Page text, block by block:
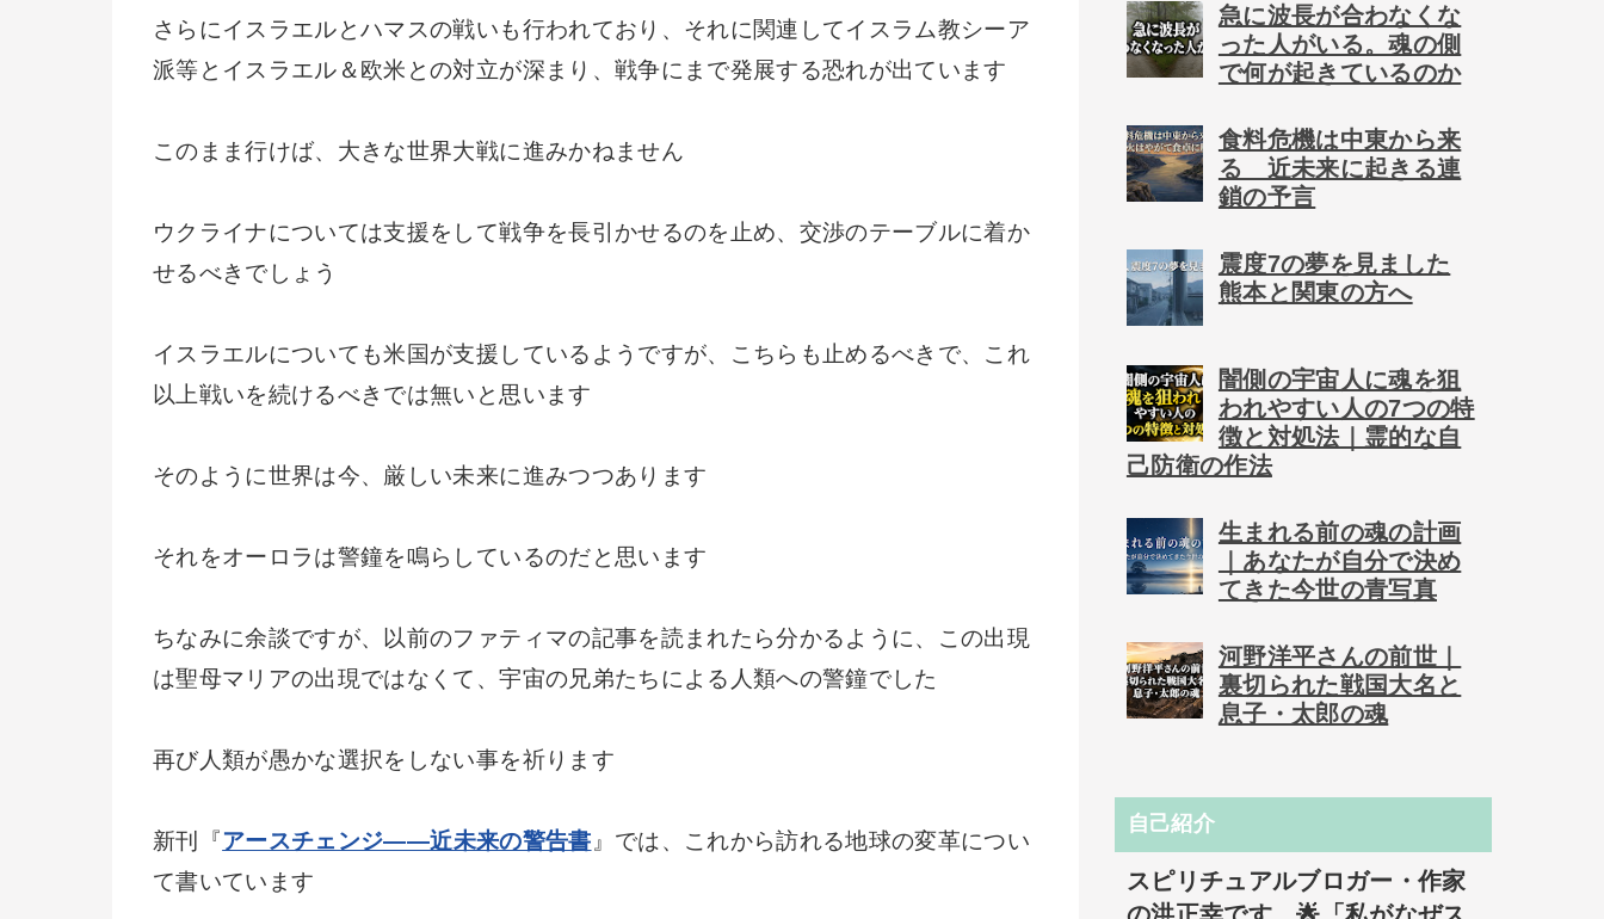
さらにイスラエルとハマスの戦いも行われており、それに関連してイスラム教シーア
派等とイスラエル＆欧米との対立が深まり、戦争にまで発展する恐れが出ています
このまま行けば、大きな世界大戦に進みかねません
ウクライナについては支援をして戦争を長引かせるのを止め、交渉のテーブルに着か
せるべきでしょう
イスラエルについても米国が支援しているようですが、こちらも止めるべきで、これ
以上戦いを続けるべきでは無いと思います
そのように世界は今、厳しい未来に進みつつあります
それをオーロラは警鐘を鳴らしているのだと思います
ちなみに余談ですが、以前のファティマの記事を読まれたら分かるように、この出現
は聖母マリアの出現ではなくて、宇宙の兄弟たちによる人類への警鐘でした
再び人類が愚かな選択をしない事を祈ります
新刊『アースチェンジ——近未来の警告書 』 では、これから訪れる地球の変革につい
て書いています
急に波長が合わなくな
った人がいる。魂の側
で何が起きているのか
食料危機は中東から来
る 近未来に起きる連
鎖の予言
震度7の夢を見ました
熊本と関東の方へ
闇側の宇宙人に魂を狙
われやすい人の7つの特
徴と対処法｜霊的な自
己防衛の作法
生まれる前の魂の計画
｜あなたが自分で決め
てきた今世の青写真
河野洋平さんの前世｜
裏切られた戦国大名と
息子・太郎の魂
自己紹介
スピリチュアルブロガー・作家